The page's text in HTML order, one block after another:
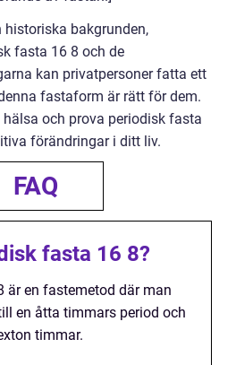
historiska bakgrunden,
fasta 16 8 och de
kan privatpersoner fatta ett
fastaform är rätt för dem.
och prova periodisk fasta
förändringar i ditt liv.
FAQ
fasta 16 8?
är en fastemetod där man
en åtta timmars period och
timmar.